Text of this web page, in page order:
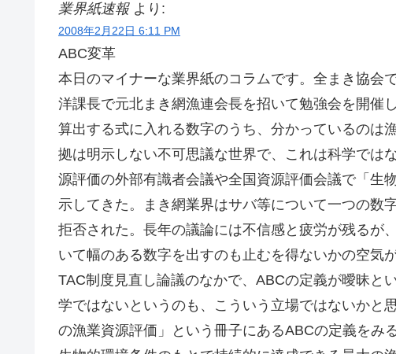
業界紙速報 より:
2008年2月22日 6:11 PM
ABC変革
本日のマイナーな業界紙のコラムです。全まき協会
洋課長で元北まき網漁連会長を招いて勉強会を開催
算出する式に入れる数字のうち、分かっているのは
拠は明示しない不可思議な世界で、これは科学では
源評価の外部有識者会議や全国資源評価会議で「生
示してきた。まき網業界はサバ等について一つの数
拒否された。長年の議論には不信感と疲労が残るが
いて幅のある数字を出すのも止むを得ないかの空気
TAC制度見直し論議のなかで、ABCの定義が曖昧と
学ではないというのも、こういう立場ではないかと
の漁業資源評価」という冊子にあるABCの定義をみ